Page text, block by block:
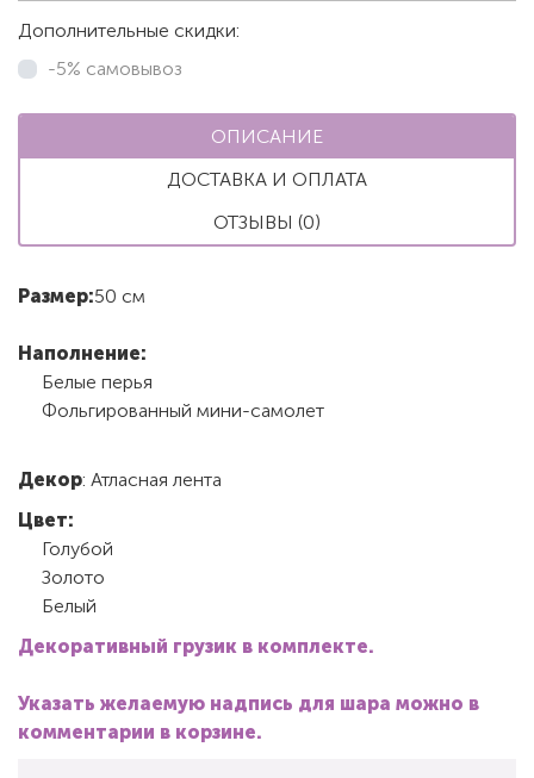
Дополнительные скидки:
-5% самовывоз
ОПИСАНИЕ
ДОСТАВКА И ОПЛАТА
ОТЗЫВЫ (0)
Размер:50 см
Наполнение:
Белые перья
Фольгированный мини-самолет
Декор: Атласная лента
Цвет:
Голубой
Золото
Белый
Декоративный грузик в комплекте.
Указать желаемую надпись для шара можно в
комментарии в корзине.